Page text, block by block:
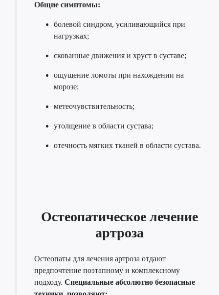
Общие симптомы:
болевой синдром, усиливающийся при
нагрузках;
скованные движения и хруст в суставе;
ощущение ломоты при нахождении на
морозе;
метеочувствительность;
утолщение в области сустава;
отечность мягких тканей в области сустава.
Остеопатическое лечение
артроза
Остеопаты для лечения артроза отдают
предпочтение поэтапному и комплексному
подходу. Специальные абсолютно безопасные